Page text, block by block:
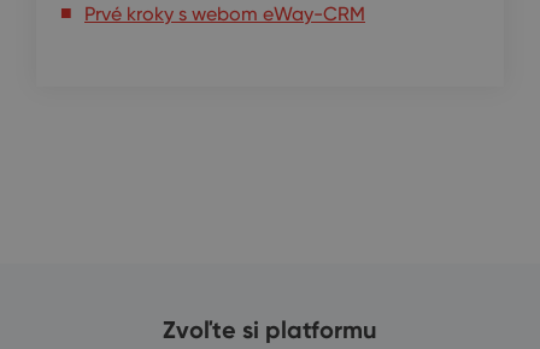
Prvé kroky s webom eWay-CRM
Zvoľte si platformu